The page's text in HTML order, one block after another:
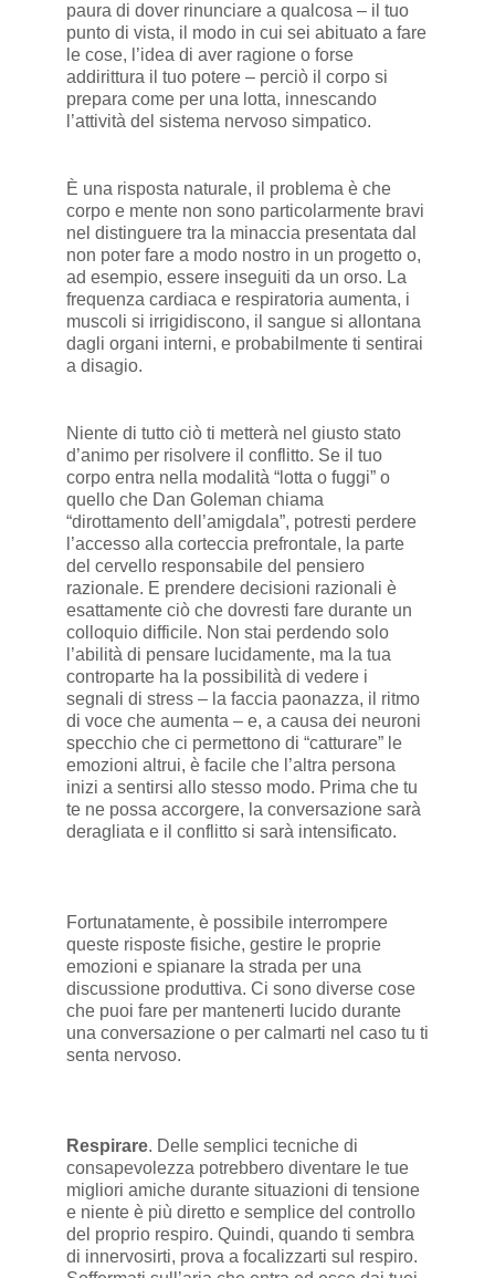
paura di dover rinunciare a qualcosa – il tuo
punto di vista, il modo in cui sei abituato a fare
le cose, l’idea di aver ragione o forse
addirittura il tuo potere – perciò il corpo si
prepara come per una lotta, innescando
l’attività del sistema nervoso simpatico.
È una risposta naturale, il problema è che
corpo e mente non sono particolarmente bravi
nel distinguere tra la minaccia presentata dal
non poter fare a modo nostro in un progetto o,
ad esempio, essere inseguiti da un orso. La
frequenza cardiaca e respiratoria aumenta, i
muscoli si irrigidiscono, il sangue si allontana
dagli organi interni, e probabilmente ti sentirai
a disagio.
Niente di tutto ciò ti metterà nel giusto stato
d’animo per risolvere il conflitto. Se il tuo
corpo entra nella modalità “lotta o fuggi” o
quello che Dan Goleman chiama
“dirottamento dell’amigdala”, potresti perdere
l’accesso alla corteccia prefrontale, la parte
del cervello responsabile del pensiero
razionale. E prendere decisioni razionali è
esattamente ciò che dovresti fare durante un
colloquio difficile. Non stai perdendo solo
l’abilità di pensare lucidamente, ma la tua
controparte ha la possibilità di vedere i
segnali di stress – la faccia paonazza, il ritmo
di voce che aumenta – e, a causa dei neuroni
specchio che ci permettono di “catturare” le
emozioni altrui, è facile che l’altra persona
inizi a sentirsi allo stesso modo. Prima che tu
te ne possa accorgere, la conversazione sarà
deragliata e il conflitto si sarà intensificato.
Fortunatamente, è possibile interrompere
queste risposte fisiche, gestire le proprie
emozioni e spianare la strada per una
discussione produttiva. Ci sono diverse cose
che puoi fare per mantenerti lucido durante
una conversazione o per calmarti nel caso tu ti
senta nervoso.
Respirare. Delle semplici tecniche di
consapevolezza potrebbero diventare le tue
migliori amiche durante situazioni di tensione
e niente è più diretto e semplice del controllo
del proprio respiro. Quindi, quando ti sembra
di innervosirti, prova a focalizzarti sul respiro.